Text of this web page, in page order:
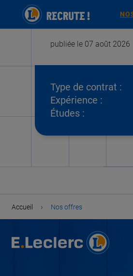
publiée le 07 août 2026
Type de contrat :
Expérience :
Études :
Accueil › Nos offres